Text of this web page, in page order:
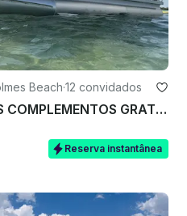
Beach·12 convidados
✅ TODOS OS COMPLEMENTOS GRATUITOS • PREÇOS BÁSICOS (Bennington 22'/115HP) • 5 CLASSIFICAÇÃO INICIAL
Reserva instantânea